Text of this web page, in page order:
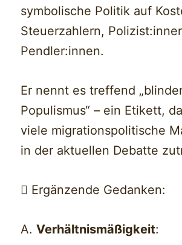
symbolische Politik auf
Steuerzahlern,
Pendler:innen.
Er nennt es treffend
Populismus“ – ein Etikett,
viele migrationspolitische
in der aktuellen Debatte
 Ergänzende Gedanken:
A.Verhältnismäßigkeit: